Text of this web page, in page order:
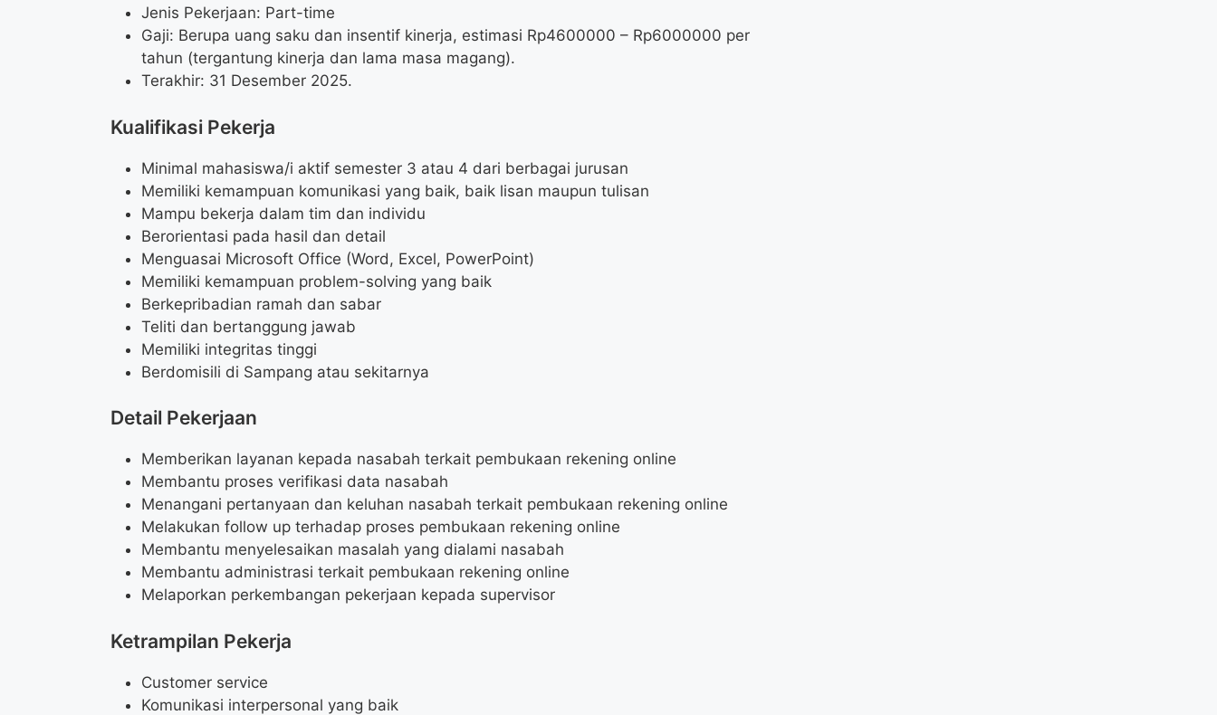
Jenis Pekerjaan: Part-time
Gaji: Berupa uang saku dan insentif kinerja, estimasi Rp4600000 – Rp6000000 per
tahun (tergantung kinerja dan lama masa magang).
Terakhir: 31 Desember 2025.
Kualifikasi Pekerja
Minimal mahasiswa/i aktif semester 3 atau 4 dari berbagai jurusan
Memiliki kemampuan komunikasi yang baik, baik lisan maupun tulisan
Mampu bekerja dalam tim dan individu
Berorientasi pada hasil dan detail
Menguasai Microsoft Office (Word, Excel, PowerPoint)
Memiliki kemampuan problem-solving yang baik
Berkepribadian ramah dan sabar
Teliti dan bertanggung jawab
Memiliki integritas tinggi
Berdomisili di Sampang atau sekitarnya
Detail Pekerjaan
Memberikan layanan kepada nasabah terkait pembukaan rekening online
Membantu proses verifikasi data nasabah
Menangani pertanyaan dan keluhan nasabah terkait pembukaan rekening online
Melakukan follow up terhadap proses pembukaan rekening online
Membantu menyelesaikan masalah yang dialami nasabah
Membantu administrasi terkait pembukaan rekening online
Melaporkan perkembangan pekerjaan kepada supervisor
Ketrampilan Pekerja
Customer service
Komunikasi interpersonal yang baik